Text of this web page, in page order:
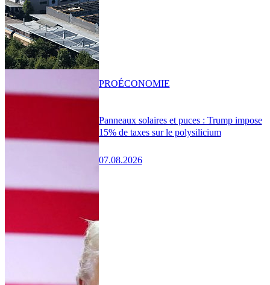
Panneaux solaires et puces : Trump impose
15% de taxes sur le polysilicium
07.08.2026
PROÉCONOMIE